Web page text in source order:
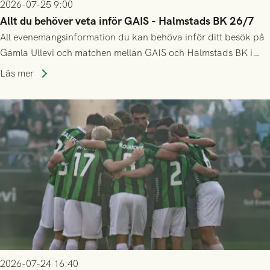
2026-07-25 9:00
Allt du behöver veta inför GAIS - Halmstads BK 26/7
All evenemangsinformation du kan behöva inför ditt besök på
Gamla Ullevi och matchen mellan GAIS och Halmstads BK i
Allsvenskan! Avspark kl 16.30 på söndag 26/7.
Läs mer
2026-07-24 16:40